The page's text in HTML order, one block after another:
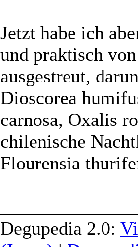
Jetzt habe ich
und praktisch
ausgestreut,
Dioscorea
carnosa, Oxalis
chilenische
Flourensia
Degupedia 2.0: